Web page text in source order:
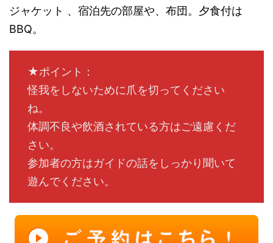
ジャケット 、宿泊先の部屋や、布団。夕食付は
BBQ。
★ポイント：
怪我をしないために爪を切ってください
ね。
体調不良や飲酒されている方はご遠慮くだ
さい。
参加者の方はガイドの話をしっかり聞いて
遊んでください。